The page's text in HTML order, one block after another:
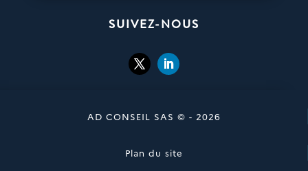
SUIVEZ-NOUS
AD CONSEIL SAS © - 2026
Plan du site